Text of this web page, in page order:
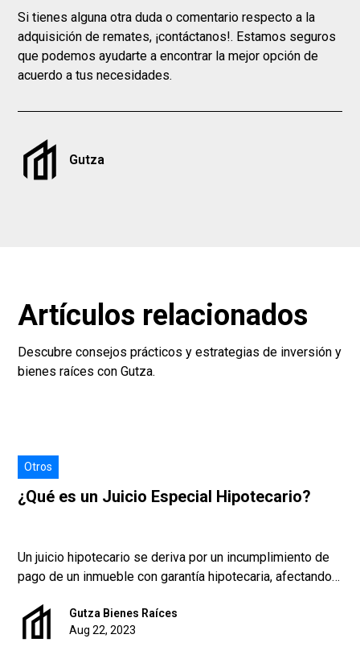
Si tienes alguna otra duda o comentario respecto a la
adquisición de remates, ¡contáctanos!. Estamos seguros
que podemos ayudarte a encontrar la mejor opción de
acuerdo a tus necesidades.
Gutza
Artículos relacionados
Descubre consejos prácticos y estrategias de inversión y
bienes raíces con Gutza.
Otros
¿Qué es un Juicio Especial Hipotecario?
Un juicio hipotecario se deriva por un incumplimiento de
pago de un inmueble con garantía hipotecaria, afectando
especiales o mercantiles.
Gutza Bienes Raíces
Aug 22, 2023